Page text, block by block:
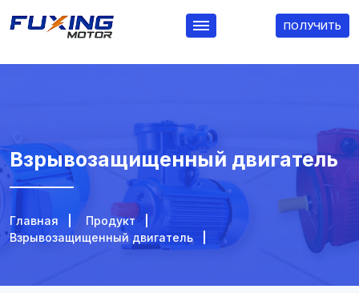
ПОЛУЧИТЬ
Взрывозащищенный двигатель
Главная
Продукт
Взрывозащищенный двигатель